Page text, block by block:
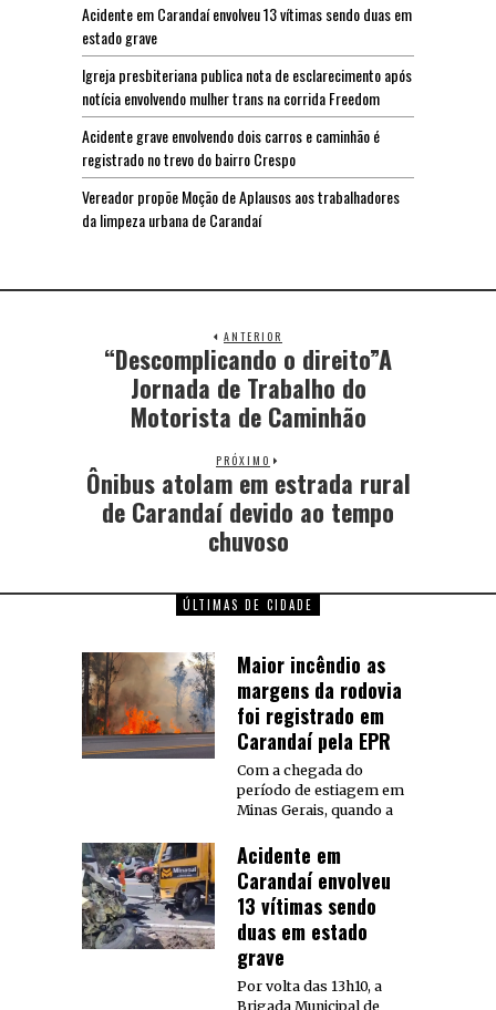
Acidente em Carandaí envolveu 13 vítimas sendo duas em
estado grave
Igreja presbiteriana publica nota de esclarecimento após
notícia envolvendo mulher trans na corrida Freedom
Acidente grave envolvendo dois carros e caminhão é
registrado no trevo do bairro Crespo
Vereador propõe Moção de Aplausos aos trabalhadores
da limpeza urbana de Carandaí
ANTERIOR
“Descomplicando o direito”A
Jornada de Trabalho do
Motorista de Caminhão
PRÓXIMO
Ônibus atolam em estrada rural
de Carandaí devido ao tempo
chuvoso
ÚLTIMAS DE CIDADE
Maior incêndio as
margens da rodovia
foi registrado em
Carandaí pela EPR
Com a chegada do
período de estiagem em
Minas Gerais, quando a
Acidente em
Carandaí envolveu
13 vítimas sendo
duas em estado
grave
Por volta das 13h10, a
Brigada Municipal de